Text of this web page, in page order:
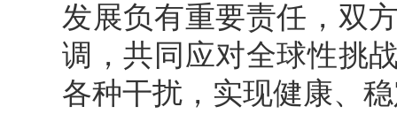
发展负有重要责任，双
调，共同应对全球性挑
各种干扰，实现健康、